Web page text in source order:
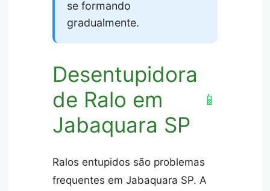
se formando
gradualmente.
Desentupidora
de Ralo em
Jabaquara SP
📱
Ralos entupidos são problemas
frequentes em Jabaquara SP. A